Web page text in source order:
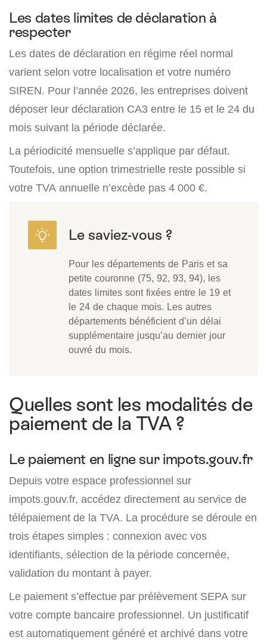
Les dates limites de déclaration à
respecter
Les dates de déclaration en régime réel normal
varient selon votre localisation et votre numéro
SIREN. Pour l’année 2026, les entreprises doivent
déposer leur déclaration CA3 entre le 15 et le 24 du
mois suivant la période déclarée.
La périodicité mensuelle s’applique par défaut.
Toutefois, une option trimestrielle reste possible si
votre TVA annuelle n’excède pas 4 000 €.
Pour les départements de Paris et sa
petite couronne (75, 92, 93, 94), les
dates limites sont fixées entre le 19 et
le 24 de chaque mois. Les autres
départements bénéficient d’un délai
supplémentaire jusqu’au dernier jour
ouvré du mois.
Quelles sont les modalités de
paiement de la TVA ?
Le paiement en ligne sur impots.gouv.fr
Depuis votre espace professionnel sur
impots.gouv.fr, accédez directement au service de
télépaiement de la TVA. La procédure se déroule en
trois étapes simples : connexion avec vos
identifiants, sélection de la période concernée,
validation du montant à payer.
Le paiement s’effectue par prélèvement SEPA sur
votre compte bancaire professionnel. Un justificatif
est automatiquement généré et archivé dans votre